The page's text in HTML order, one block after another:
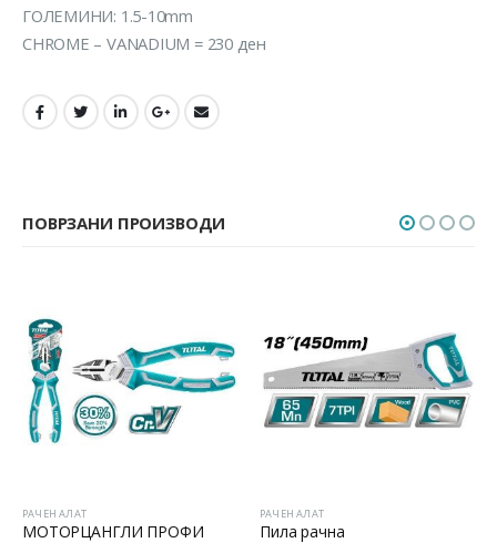
ГОЛЕМИНИ: 1.5-10mm
CHROME – VANADIUM = 230 ден
ПОВРЗАНИ ПРОИЗВОДИ
АЛАТ
ПРОФИ
РАЧЕН АЛАТ
Пила рачна